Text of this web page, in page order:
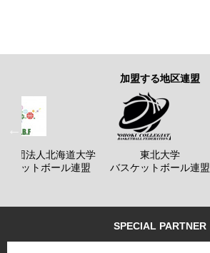
加盟する地区連盟
社団法人北海道大学
ケットボール連盟
東北大学
バスケットボール連盟
SPECIAL PARTNER